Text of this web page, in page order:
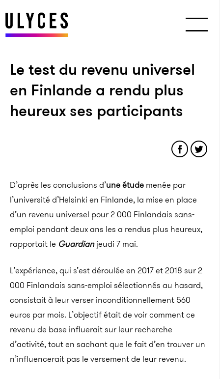
Le test du revenu universel
en Finlande a rendu plus
heureux ses participants
D’après les conclusions d’une étude menée par
l’université d’Helsinki en Finlande, la mise en place
d’un revenu universel pour 2 000 Finlandais sans-
emploi pendant deux ans les a rendus plus heureux,
rapportait le Guardianjeudi 7 mai.
L’expérience, qui s’est déroulée en 2017 et 2018 sur 2
000 Finlandais sans-emploi sélectionnés au hasard,
consistait à leur verser inconditionnellement 560
euros par mois. L’objectif était de voir comment ce
revenu de base influerait sur leur recherche
d’activité, tout en sachant que le fait d’en trouver un
n’influencerait pas le versement de leur revenu.